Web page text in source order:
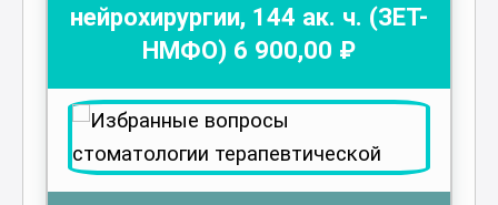
нейрохирургии, 144 ак. ч. (ЗЕТ-
НМФО) 6 900,00 ₽